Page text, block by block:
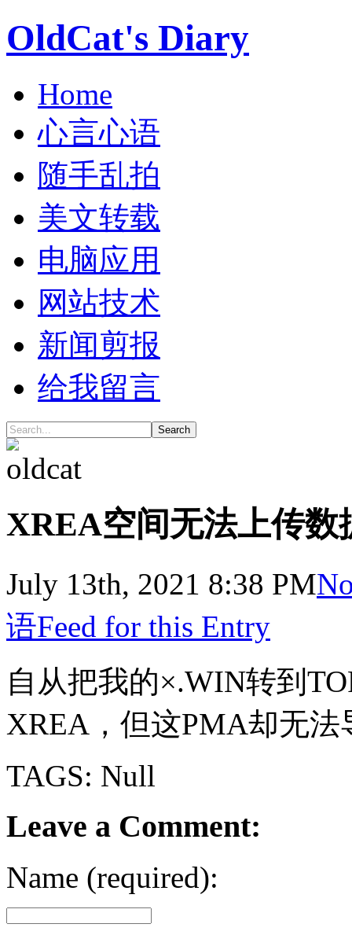
OldCat's Diary
Home
心言心语
随手乱拍
美文转载
电脑应用
网站技术
新闻剪报
给我留言
Search
XREA空间无法上传数
July 13th, 2021 8:38 PM
语Feed for this Entry
自从把我的×.WIN转到
XREA，但这PMA却无
TAGS: Null
Leave a Comment:
Name (required):